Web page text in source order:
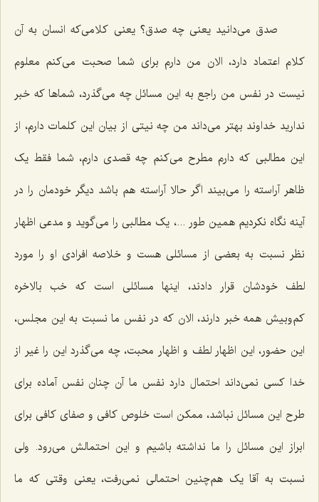
صدق می‌دانید یعنی چه صدق؟ یعنی کلامی‌که انسان به آن
کلام اعتماد دارد، الان من دارم برای شما صحبت می‌کنم معلوم
نیست در نفس من راجع به این مسائل چه می‌گذرد، شماها که خبر
ندارید خداوند بهتر می‌داند من چه نیتی از بیان این کلمات دارم، از
این مطالبی که دارم مطرح می‌کنم چه قصدی دارم، شما فقط یک
ظاهر آراسته را می‌بیند اگر حالا آراسته هم باشد دیگر خودمان را در
آینه نگاه نکردیم همین طور ...، یک مطالبی را می‌گوید و مدعی اظهار
نظر نسبت به بعضی از مسائلی هست و خلاصه افرادی او را مورد
لطف خودشان قرار دادند، اینها مسائلی است که خب بالاخره
کم‌وبیش همه خبر دارند، الان که در نفس ما نسبت به این مجلس،
این حضور، این اظهار لطف و اظهار محبت، چه می‌گذرد این را غیر از
خدا کسی نمی‌داند احتمال دارد نفس ما آن چنان نفس آماده برای
طرح این مسائل نباشد، ممکن است خلوص کافی و صفای کافی برای
ابراز این مسائل را ما نداشته باشیم و این احتمالش می‌رود. ولی
نسبت به آقا یک هم‌چنین احتمالی نمی‌رفت، یعنی وقتی که ما